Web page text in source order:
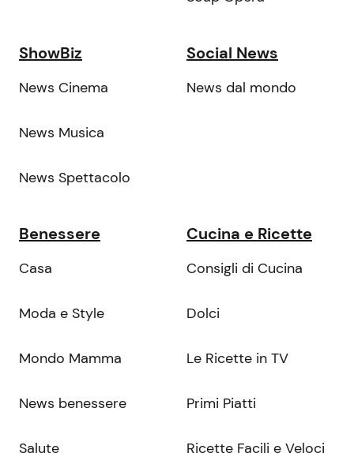
ShowBiz
News Cinema
News Musica
News Spettacolo
Social News
News dal mondo
Benessere
Casa
Moda e Style
Mondo Mamma
News benessere
Salute
Cucina e Ricette
Consigli di Cucina
Dolci
Le Ricette in TV
Primi Piatti
Ricette Facili e Veloci